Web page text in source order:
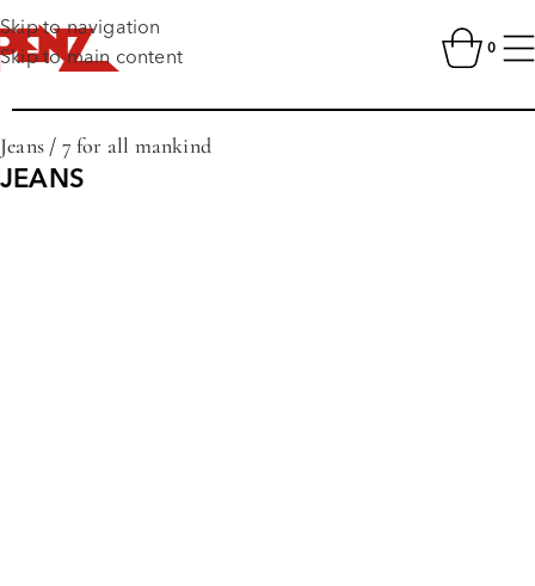
Skip to navigation
Skip to main content
0
Jeans / 7 for all mankind
JEANS